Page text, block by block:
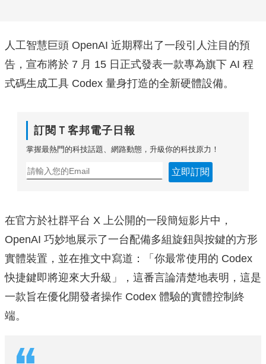
人工智慧巨頭 OpenAI 近期釋出了一段引人注目的預
告，宣布將於 7 月 15 日正式發表一款專為旗下 AI 程
式碼生成工具 Codex 量身打造的全新硬體設備。
訂閱Ｔ客邦電子日報
掌握最熱門的科技話題、網路動態，升級你的科技原力！
立即訂閱
在官方於社群平台 X 上公開的一段簡短影片中，
OpenAI 巧妙地展示了一台配備多組旋鈕與按鍵的方形
實體裝置，並在推文中寫道：「你最常使用的 Codex
快捷鍵即將迎來大升級」，這番言論清楚地表明，這是
一款旨在優化開發者操作 Codex 體驗的實體控制終
端。